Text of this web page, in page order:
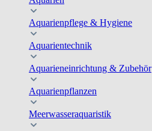
Aquarienpflege & Hygiene
Aquarientechnik
Aquarieneinrichtung & Zubehör
Aquarienpflanzen
Meerwasseraquaristik